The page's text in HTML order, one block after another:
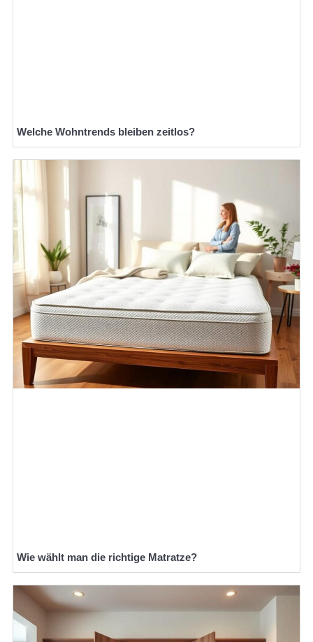
Welche Wohntrends bleiben zeitlos?
Wie wählt man die richtige Matratze?